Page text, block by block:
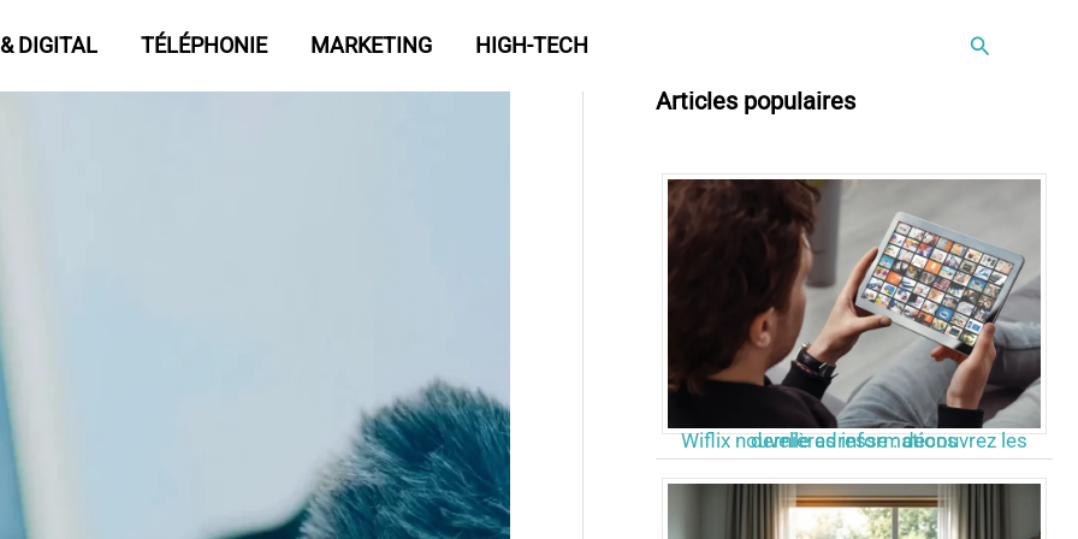
DIGITAL TÉLÉPHONIE MARKETING HIGH-TECH Rechercher
Articles populaires
Wiflix nouvelle adresse : découvrez les dernières informations